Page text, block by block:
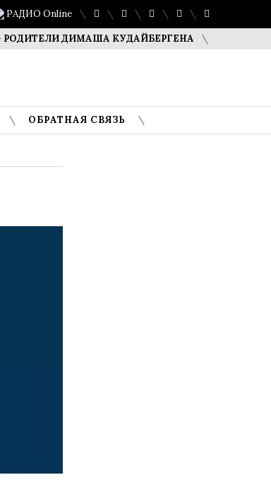
РАДИО Online
ДИМАША КУДАЙБЕРГЕНА САФУАН
ОБРАТНАЯ СВЯЗЬ